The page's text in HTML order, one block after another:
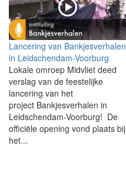
Lancering van Bankjesverhalen
in Leidschendam-Voorburg
Lokale omroep Midvliet deed
verslag van de feestelijke
lancering van het
project Bankjesverhalen in
Leidschendam-Voorburg! De
officiële opening vond plaats bij
het...